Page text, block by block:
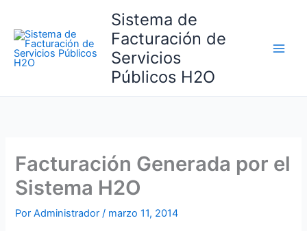
contenido
Sistema de
Facturación de
Servicios
Públicos H2O
Facturación Generada por el
Sistema H2O
PorAdministrador/ marzo 11, 2014